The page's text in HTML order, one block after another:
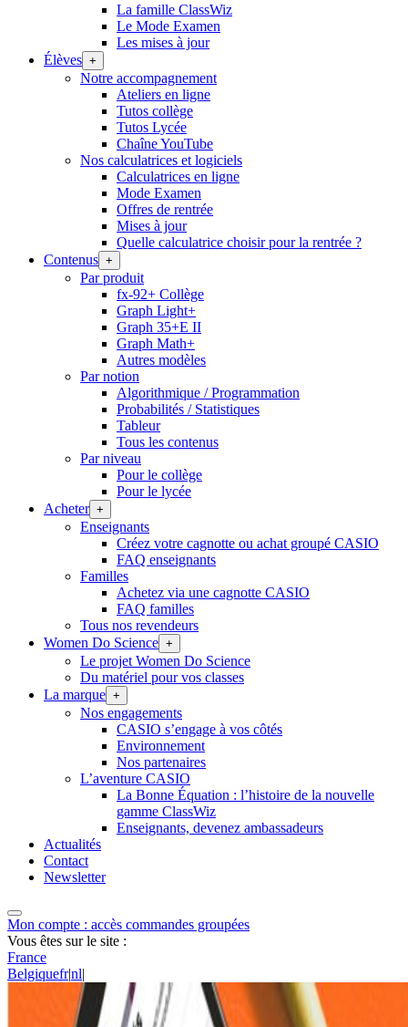
La famille ClassWiz
Le Mode Examen
Les mises à jour
Élèves +
Notre accompagnement
Ateliers en ligne
Tutos collège
Tutos Lycée
Chaîne YouTube
Nos calculatrices et logiciels
Calculatrices en ligne
Mode Examen
Offres de rentrée
Mises à jour
Quelle calculatrice choisir pour la rentrée ?
Contenus +
Par produit
fx-92+ Collège
Graph Light+
Graph 35+E II
Graph Math+
Autres modèles
Par notion
Algorithmique / Programmation
Probabilités / Statistiques
Tableur
Tous les contenus
Par niveau
Pour le collège
Pour le lycée
Acheter +
Enseignants
Créez votre cagnotte ou achat groupé CASIO
FAQ enseignants
Familles
Achetez via une cagnotte CASIO
FAQ familles
Tous nos revendeurs
Women Do Science +
Le projet Women Do Science
Du matériel pour vos classes
La marque +
Nos engagements
CASIO s’engage à vos côtés
Environnement
Nos partenaires
L’aventure CASIO
La Bonne Équation : l’histoire de la nouvelle
gamme ClassWiz
Enseignants, devenez ambassadeurs
Actualités
Contact
Newsletter
Mon compte : accès commandes groupées
Vous êtes sur le site :
France
Belgiquefr|nl|